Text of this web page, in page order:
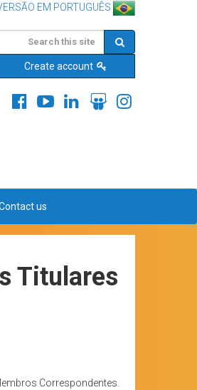
EM PORTUGUÊS
Create account
us
Titulares
Correspondentes.